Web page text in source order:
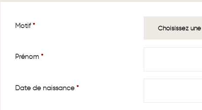
Motif *
Prénom *
Date de naissance *